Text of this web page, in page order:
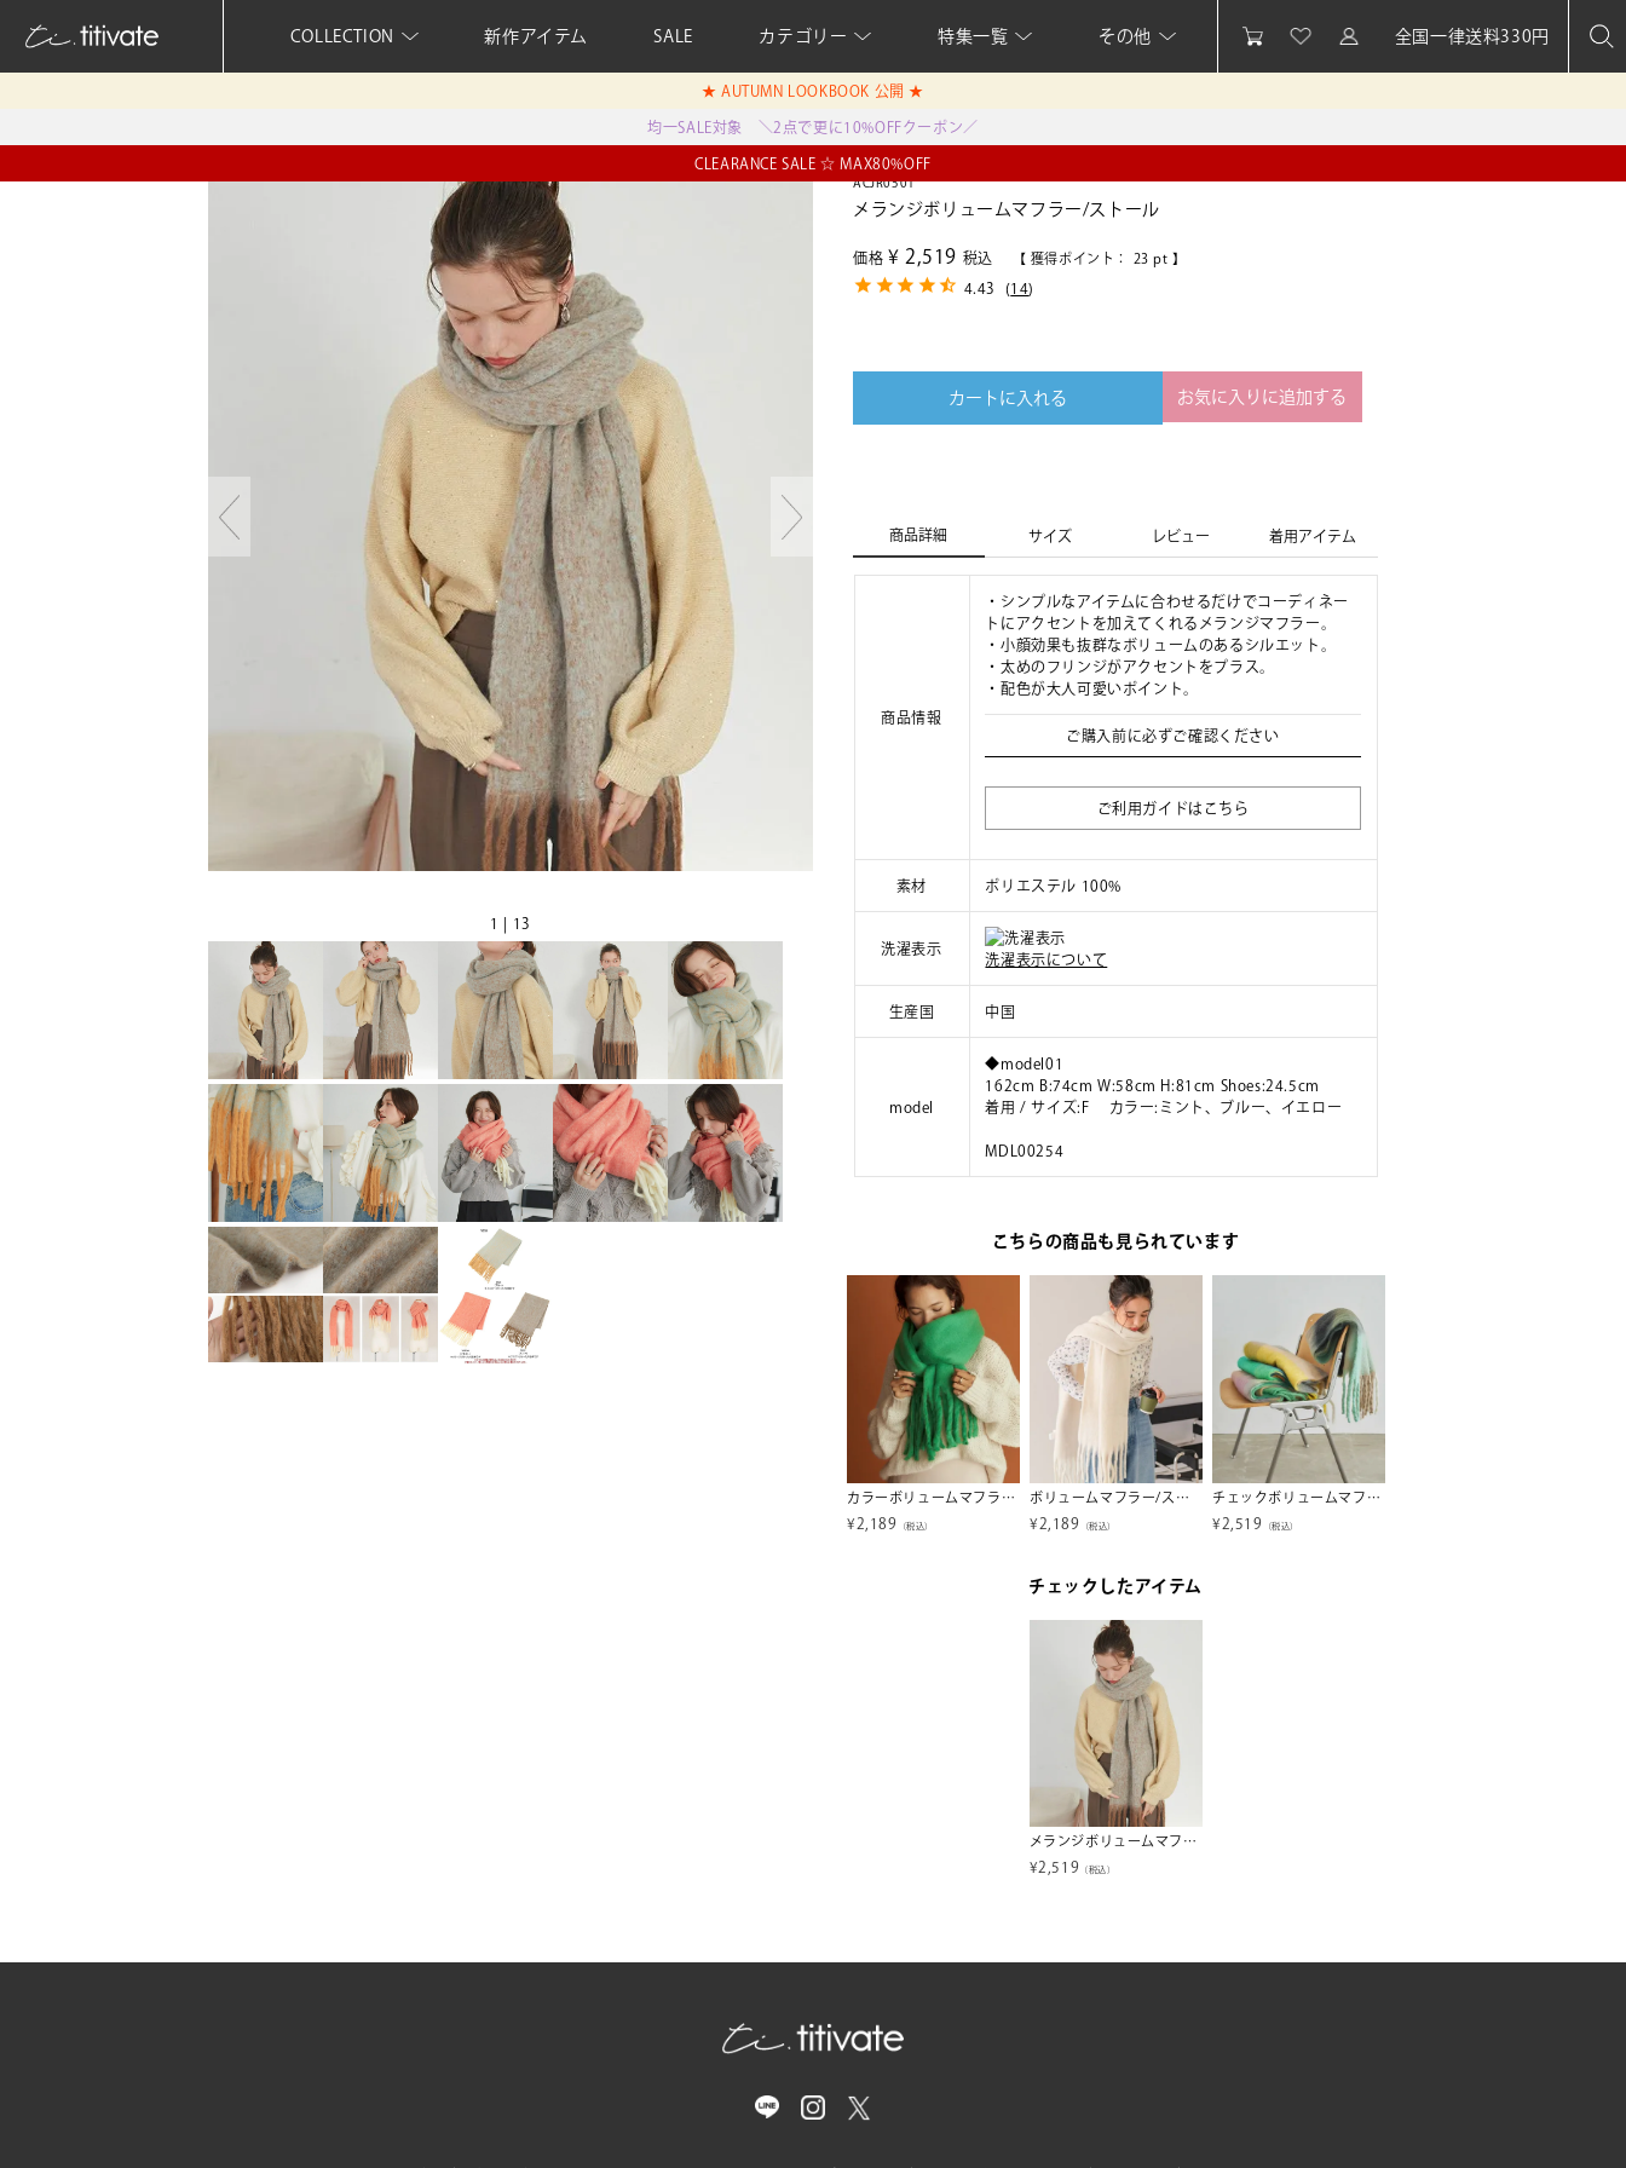
COLLECTION 新作アイテム SALE カテゴリー 特集一覧 その他 全国一律送料330円
★ AUTUMN LOOKBOOK 公開 ★
均一SALE対象 ＼2点で更に10%OFFクーポン／
CLEARANCE SALE ☆ MAX80%OFF
1 | 13
ACJR0501
メランジボリュームマフラー/ストール
価格 ¥ 2,519 税込 【 獲得ポイント： 23 pt 】
4.43 (14)
カートに入れる お気に入りに追加する
商品詳細 サイズ レビュー 着用アイテム
商品情報
・シンプルなアイテムに合わせるだけでコーディネー
トにアクセントを加えてくれるメランジマフラー。
・小顔効果も抜群なボリュームのあるシルエット。
・太めのフリンジがアクセントをプラス。
・配色が大人可愛いポイント。
ご購入前に必ずご確認ください
ご利用ガイドはこちら
素材 ポリエステル 100%
洗濯表示
洗濯表示について
生産国 中国
model
◆model01
162cm B:74cm W:58cm H:81cm Shoes:24.5cm
着用 / サイズ:F カラー:ミント、ブルー、イエロー
MDL00254
こちらの商品も見られています
カラーボリュームマフラー/ストール
¥ 2,189 （税込）
ボリュームマフラー/ストール
¥ 2,189 （税込）
チェックボリュームマフラー/ストール
¥ 2,519 （税込）
チェックしたアイテム
メランジボリュームマフラー/ストール
¥2,519 （税込）